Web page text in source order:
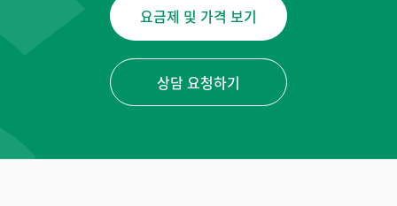
요금제 및 가격 보기
상담 요청하기